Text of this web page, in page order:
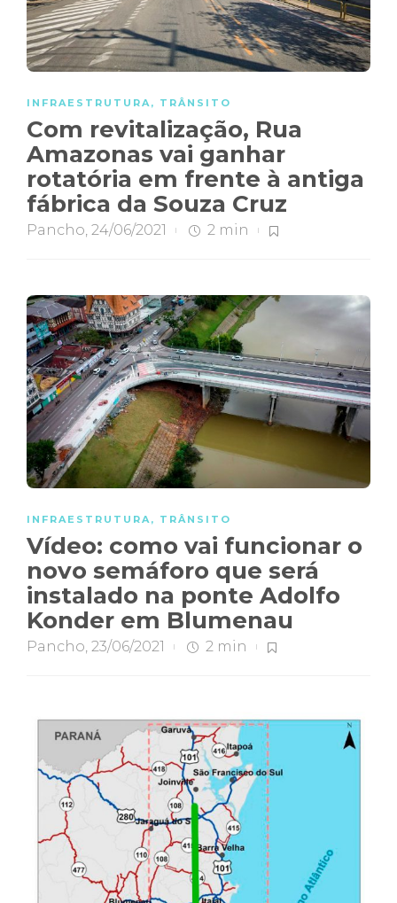
INFRAESTRUTURA, TRÂNSITO
Com revitalização, Rua
Amazonas vai ganhar
rotatória em frente à antiga
fábrica da Souza Cruz
Pancho, 24/06/2021 2 min
INFRAESTRUTURA, TRÂNSITO
Vídeo: como vai funcionar o
novo semáforo que será
instalado na ponte Adolfo
Konder em Blumenau
Pancho, 23/06/2021 2 min